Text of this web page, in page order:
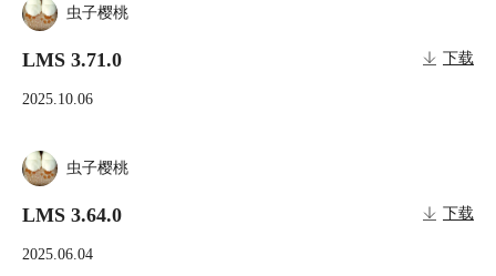
虫子樱桃
LMS 3.71.0 下载
2025.10.06
虫子樱桃
LMS 3.64.0 下载
2025.06.04